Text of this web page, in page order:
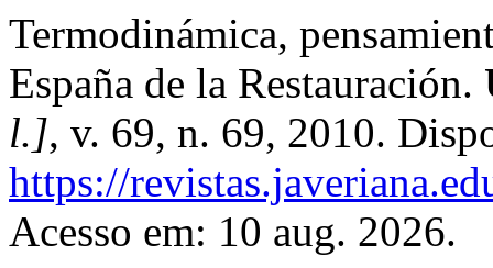
Termodinámica,
España de la Restauración.
l.], v. 69, n. 69, 2010.
https://
Acesso em: 10 aug. 2026.